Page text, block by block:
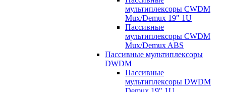
мультиплексоры CWDM
Mux/Demux 19" 1U
Пассивные
мультиплексоры CWDM
Mux/Demux ABS
Пассивные мультиплексоры
DWDM
Пассивные
мультиплексоры DWDM